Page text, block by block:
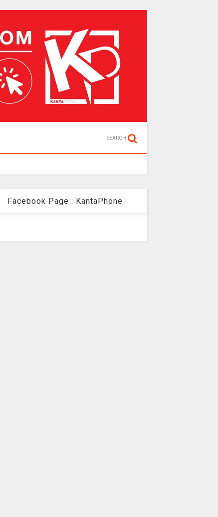
SEARCH
Facebook Page : KantaPhone